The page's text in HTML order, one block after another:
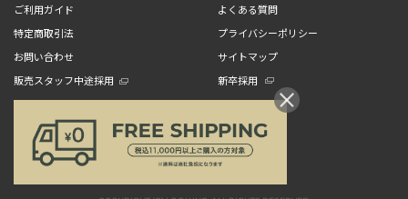
ご利用ガイド
よくある質問
特定商取引法
プライバシーポリシー
お問い合わせ
サイトマップ
販売スタッフ中途採用
新卒採用